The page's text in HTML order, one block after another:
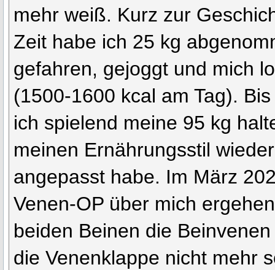
mehr weiß. Kurz zur
Zeit habe ich 25 kg
gefahren, gejoggt und mich
(1500-1600 kcal am Tag).
ich spielend meine 95 kg
meinen Ernährungsstil
angepasst habe. Im März
Venen-OP über mich
beiden Beinen die
die Venenklappe nicht mehr